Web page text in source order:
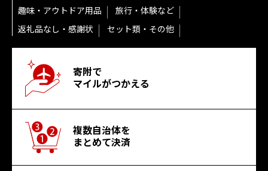
趣味・アウトドア用品
旅行・体験など
返礼品なし・感謝状
セット類・その他
寄附で
マイルがつかえる
複数自治体を
まとめて決済